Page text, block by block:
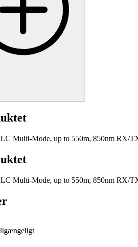
Multi-Mode, up to 550m, 850nm RX/
Multi-Mode, up to 550m, 850nm RX/